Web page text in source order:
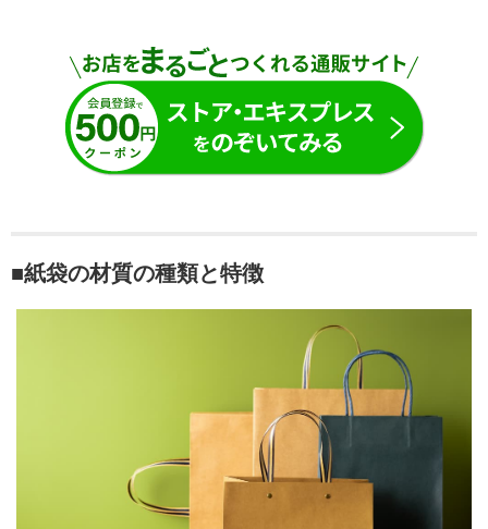
■紙袋の材質の種類と特徴